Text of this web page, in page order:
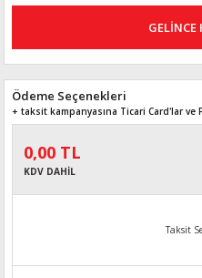
GELİNCE
Ödeme Seçenekleri
+ taksit kampanyasına Ticari Card'lar ve
0,00 TL
KDV DAHİL
Taksit